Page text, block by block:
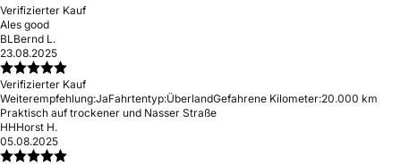
Verifizierter Kauf
Ales good
BL Bernd L.
23.08.2025
Verifizierter Kauf
Weiterempfehlung:JaFahrtentyp:ÜberlandGefahrene Kilometer:20.000 km
Praktisch auf trockener und Nasser Straße
HHHorst H.
05.08.2025